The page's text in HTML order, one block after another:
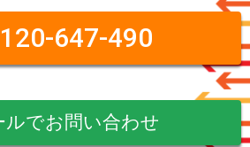
647-490
ルでお問い合わせ